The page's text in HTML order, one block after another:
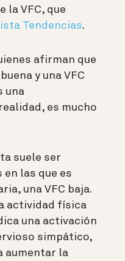
la VFC, que
Tendencias.
afirman que
y una VFC
una
es mucho
suele ser
las que es
una VFC baja.
actividad física
una activación
simpático,
aumentar la